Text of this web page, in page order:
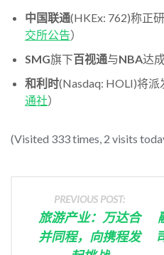
中国联通(HKEx: 762)称正
交所公告）
SMG旗下百视通与NBA达
和利时(Nasdaq: HOLI)将
通社）
(Visited 333 times, 2 visits
PREVIOUS POST:
旅游产业：万达合
并同程，向携程发